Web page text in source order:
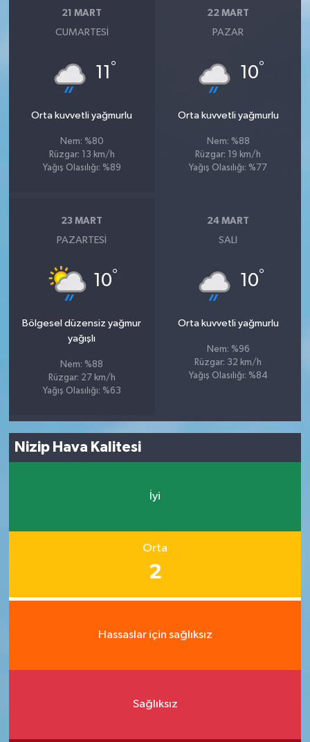
21 MART
CUMARTESI
11 °
Orta kuvvetli yağmurlu
Nem: %80
Rüzgar: 13 km/h
Yağış Olasılığı: %89
22 MART
PAZAR
10°
Orta kuvvetli yağmurlu
Nem: %88
Rüzgar: 19 km/h
Yağış Olasılığı: %77
23 MART
PAZARTESI
10°
Bölgesel düzensiz yağmur
yağışlı
Nem: %88
Rüzgar: 27 km/h
Yağış Olasılığı: %63
24 MART
SALI
10°
Orta kuvvetli yağmurlu
Nem: %96
Rüzgar: 32 km/h
Yağış Olasılığı: %84
Nizip Hava Kalitesi
İyi
Orta
2
Hassaslar için sağlıksız
Sağlıksız